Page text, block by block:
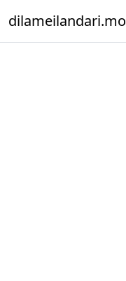
dilameilandari.mo